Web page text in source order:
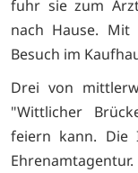
fuhr sie zum
nach Hause.
Besuch im
Drei von
"Wittlicher
feiern kann. Die